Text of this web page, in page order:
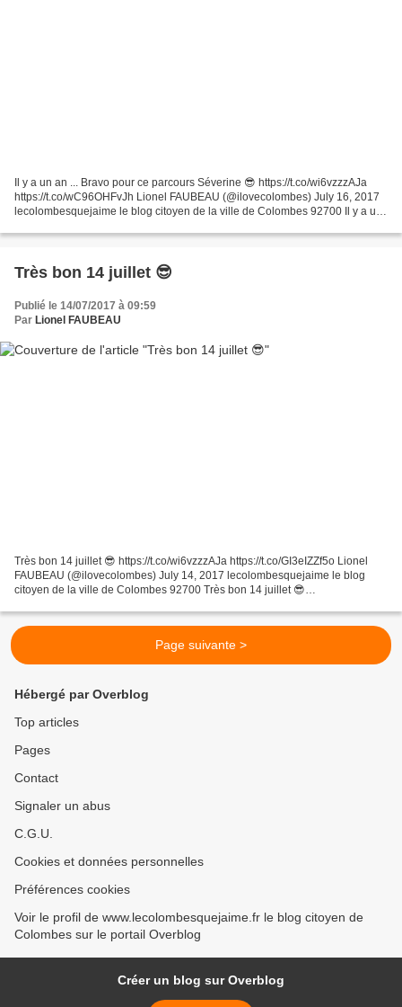
Il y a un an ... Bravo pour ce parcours Séverine 😎 https://t.co/wi6vzzzAJa
https://t.co/wC96OHFvJh Lionel FAUBEAU (@ilovecolombes) July 16, 2017
lecolombesquejaime le blog citoyen de la ville de Colombes 92700 Il y a un
Très bon 14 juillet 😎
Publié le 14/07/2017 à 09:59
Par Lionel FAUBEAU
Très bon 14 juillet 😎 https://t.co/wi6vzzzAJa https://t.co/GI3eIZZf5o Lionel
FAUBEAU (@ilovecolombes) July 14, 2017 lecolombesquejaime le blog
citoyen de la ville de Colombes 92700 Très bon 14 juillet 😎
Page suivante >
Hébergé par Overblog
Top articles
Pages
Contact
Signaler un abus
C.G.U.
Cookies et données personnelles
Préférences cookies
Voir le profil de www.lecolombesquejaime.fr le blog citoyen de
Colombes sur le portail Overblog
Créer un blog sur Overblog